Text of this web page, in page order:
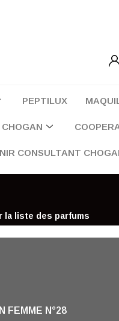
PEPTILUX
CONSULTANT
la liste des parfums
FEMME N°28